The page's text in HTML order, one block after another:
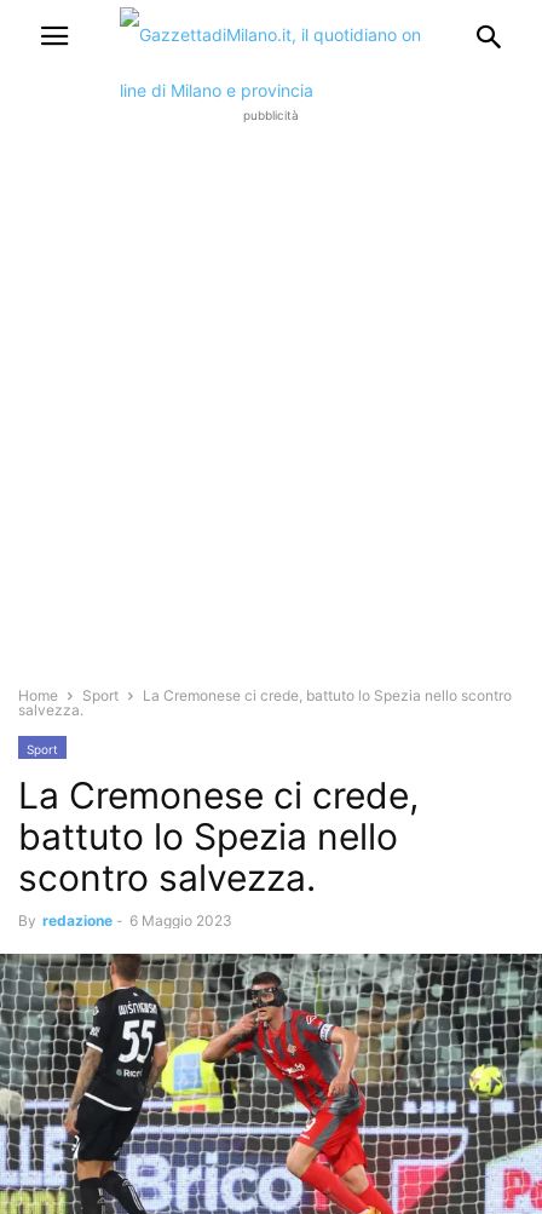
pubblicità
Home Sport
La Cremonese ci crede, battuto lo Spezia nello scontro
salvezza.
Sport
La Cremonese ci crede,
battuto lo Spezia nello
scontro salvezza.
By redazione - 6 Maggio 2023